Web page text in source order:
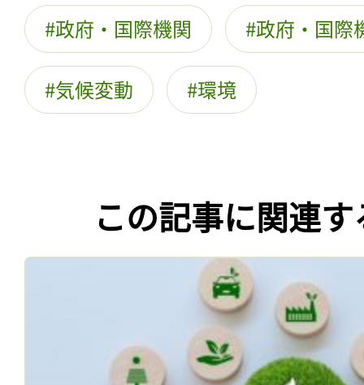
政府・国際機関 政府・国際
気候変動 環境
この記事に関連